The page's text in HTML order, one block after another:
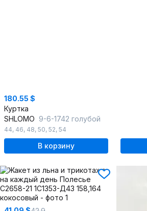
180.55 $
Куртка
SHLOMO 9-6-1742 голубой
44, 46, 48, 50, 52, 54
В корзину